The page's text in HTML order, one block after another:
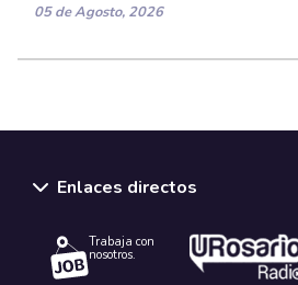
05 de Agosto, 2026
Enlaces directos
Trabaja con
nosotros.